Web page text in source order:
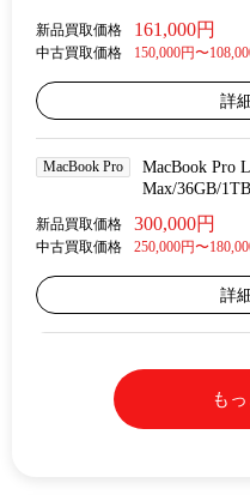
新品買取価格 161,000円
中古買取価格 150,000円〜
詳
MacBook Pro
MacBook Pro
Max/36GB/
新品買取価格 300,000円
中古買取価格 250,000円〜
詳
も